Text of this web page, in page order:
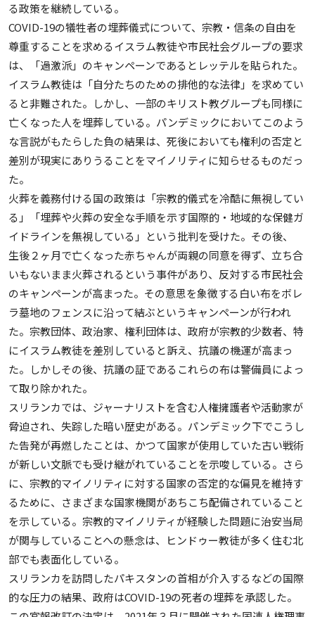
る政策を継続している。
COVID-19の犠牲者の埋葬儀式について、宗教・信条の自由を
尊重することを求めるイスラム教徒や市民社会グループの要求
は、「過激派」のキャンペーンであるとレッテルを貼られた。
イスラム教徒は「自分たちのための排他的な法律」を求めてい
ると非難された。しかし、一部のキリスト教グループも同様に
亡くなった人を埋葬している。パンデミックにおいてこのよう
な言説がもたらした負の結果は、死後においても権利の否定と
差別が現実にありうることをマイノリティに知らせるものだっ
た。
火葬を義務付ける国の政策は「宗教的儀式を冷酷に無視してい
る」「埋葬や火葬の安全な手順を示す国際的・地域的な保健ガ
イドラインを無視している」という批判を受けた。その後、
生後２ヶ月で亡くなった赤ちゃんが両親の同意を得ず、立ち合
いもないまま火葬されるという事件があり、反対する市民社会
のキャンペーンが高まった。その意思を象徴する白い布をボレ
ラ墓地のフェンスに沿って結ぶというキャンペーンが行われ
た。宗教団体、政治家、権利団体は、政府が宗教的少数者、特
にイスラム教徒を差別していると訴え、抗議の機運が高まっ
た。しかしその後、抗議の証であるこれらの布は警備員によっ
て取り除かれた。
スリランカでは、ジャーナリストを含む人権擁護者や活動家が
脅迫され、失踪した暗い歴史がある。パンデミック下でこうし
た告発が再燃したことは、かつて国家が使用していた古い戦術
が新しい文脈でも受け継がれていることを示唆している。さら
に、宗教的マイノリティに対する国家の否定的な偏見を維持す
るために、さまざまな国家機関があちこち配備されていること
を示している。宗教的マイノリティが経験した問題に治安当局
が関与していることへの懸念は、ヒンドゥー教徒が多く住む北
部でも表面化している。
スリランカを訪問したパキスタンの首相が介入するなどの国際
的な圧力の結果、政府はCOVID-19の死者の埋葬を承認した。